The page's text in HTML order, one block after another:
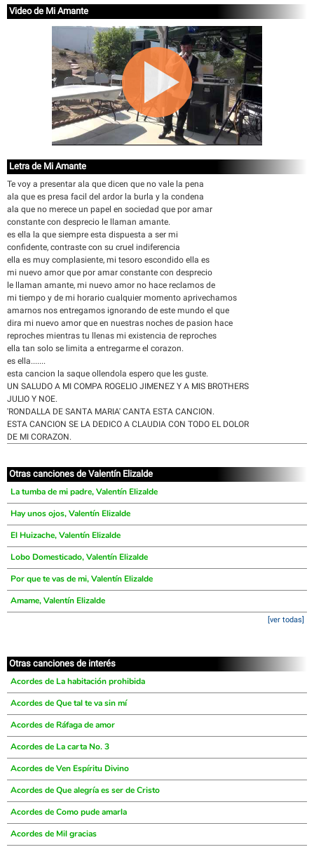
Video de Mi Amante
Letra de Mi Amante
Te voy a presentar ala que dicen que no vale la pena
ala que es presa facil del ardor la burla y la condena
ala que no merece un papel en sociedad que por amar
constante con desprecio le llaman amante.
es ella la que siempre esta dispuesta a ser mi
confidente, contraste con su cruel indiferencia
ella es muy complasiente, mi tesoro escondido ella es
mi nuevo amor que por amar constante con desprecio
le llaman amante, mi nuevo amor no hace reclamos de
mi tiempo y de mi horario cualquier momento aprivechamos
amarnos nos entregamos ignorando de este mundo el que
dira mi nuevo amor que en nuestras noches de pasion hace
reproches mientras tu llenas mi existencia de reproches
ella tan solo se limita a entregarme el corazon.
es ella.......
esta cancion la saque ollendola espero que les guste.
UN SALUDO A MI COMPA ROGELIO JIMENEZ Y A MIS BROTHERS
JULIO Y NOE.
'RONDALLA DE SANTA MARIA' CANTA ESTA CANCION.
ESTA CANCION SE LA DEDICO A CLAUDIA CON TODO EL DOLOR
DE MI CORAZON.
Otras canciones de Valentín Elizalde
La tumba de mi padre, Valentín Elizalde
Hay unos ojos, Valentín Elizalde
El Huizache, Valentín Elizalde
Lobo Domesticado, Valentín Elizalde
Por que te vas de mi, Valentín Elizalde
Amame, Valentín Elizalde
[ver todas]
Otras canciones de interés
Acordes de La habitación prohibida
Acordes de Que tal te va sin mí
Acordes de Ráfaga de amor
Acordes de La carta No. 3
Acordes de Ven Espíritu Divino
Acordes de Que alegría es ser de Cristo
Acordes de Como pude amarla
Acordes de Mil gracias